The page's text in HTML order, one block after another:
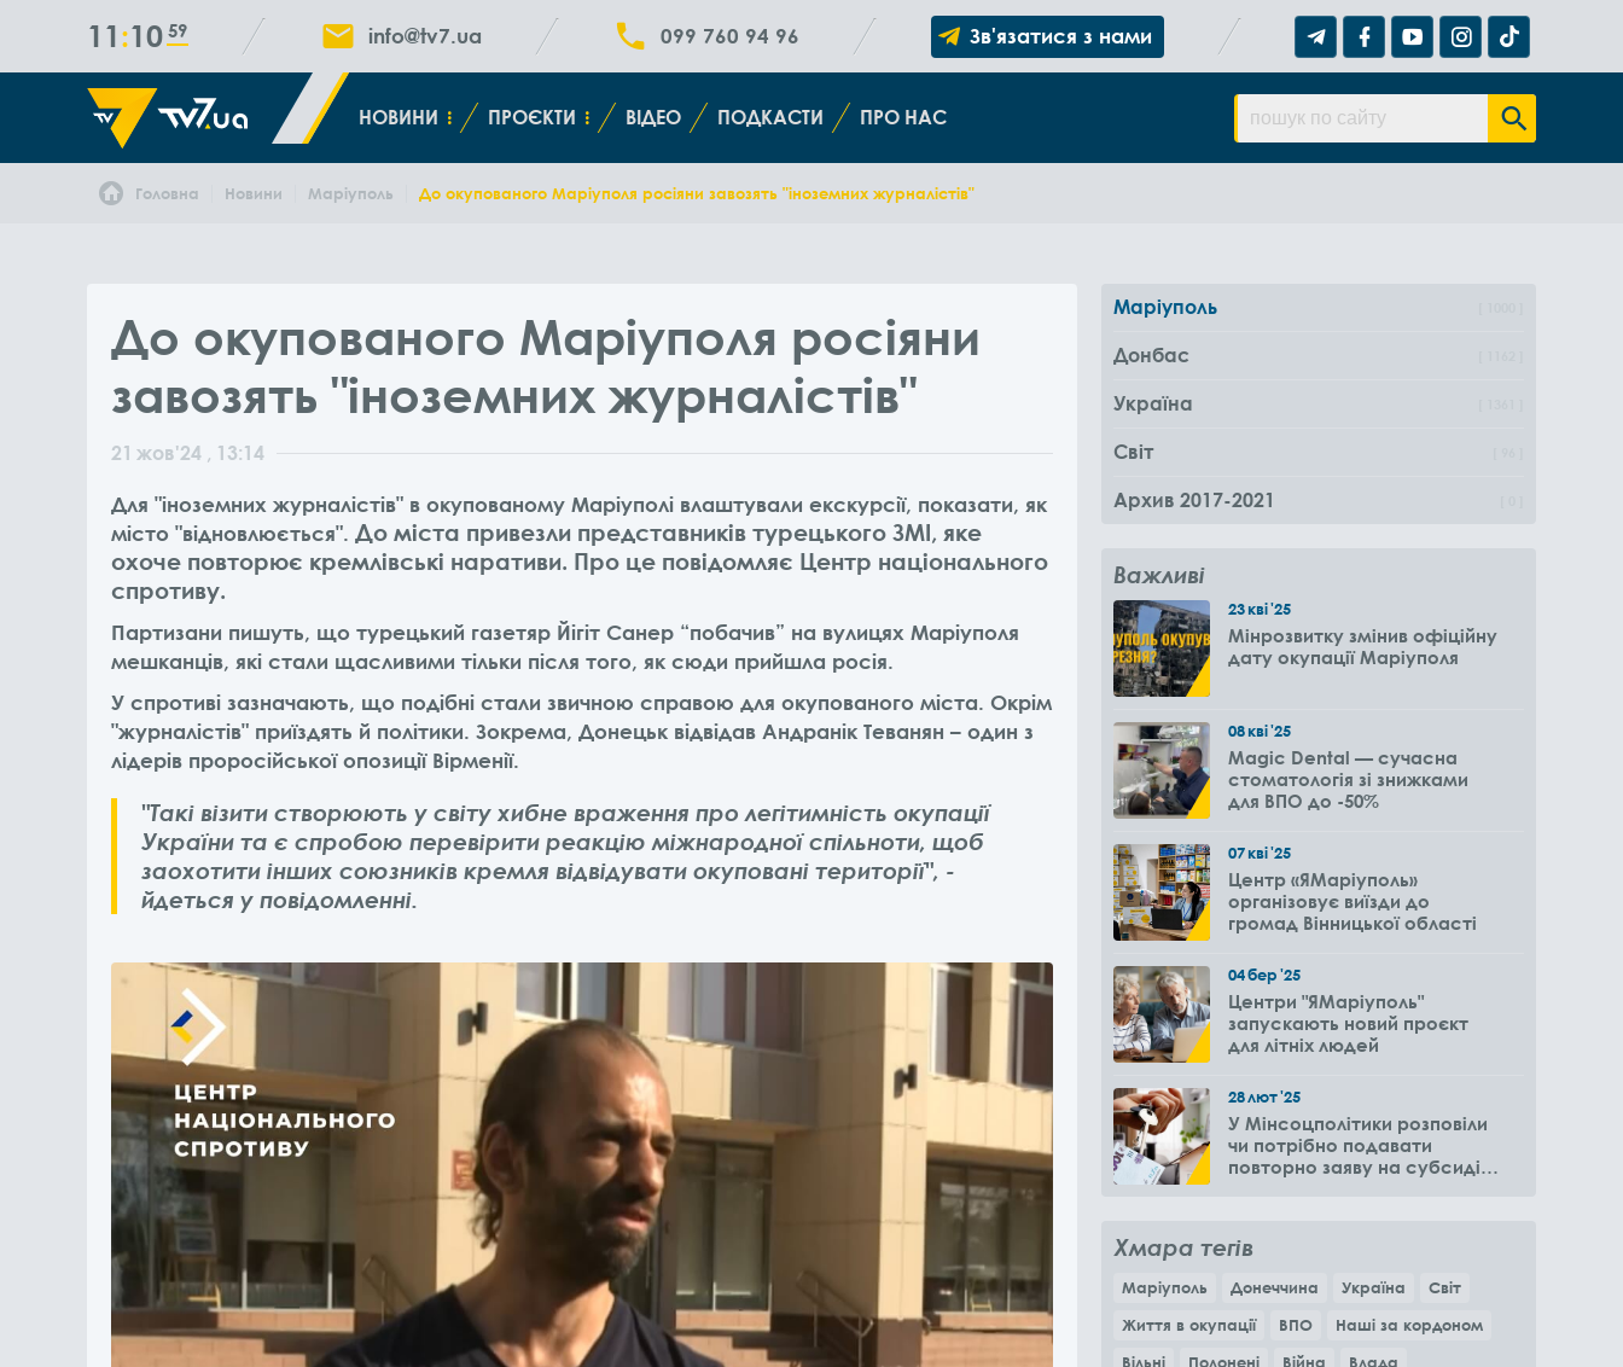
11 10 59 info@tv7.ua 099 760 94 96 Зв'язатися з нами
НОВИНИ ПРОЄКТИ ВІДЕО ПОДКАСТИ ПРО НАС
Головна Новини Маріуполь До окупованого Маріуполя росіяни завозять "іноземних журналістів"
До окупованого Маріуполя росіяни
завозять "іноземних журналістів"
21 жов'24 , 13:14
Для "іноземних журналістів" в окупованому Маріуполі влаштували екскурсії, показати, як
місто "відновлюється". До міста привезли представників турецького ЗМІ, яке
охоче повторює кремлівські наративи. Про це повідомляє Центр національного
спротиву.
Партизани пишуть, що турецький газетяр Йігіт Санер “побачив” на вулицях Маріуполя
мешканців, які стали щасливими тільки після того, як сюди прийшла росія.
У спротиві зазначають, що подібні стали звичною справою для окупованого міста. Окрім
"журналістів" приїздять й політики. Зокрема, Донецьк відвідав Андранік Теванян – один з
лідерів проросійської опозиції Вірменії.
"Такі візити створюють у світу хибне враження про легітимність окупації
України та є спробою перевірити реакцію міжнародної спільноти, щоб
заохотити інших союзників кремля відвідувати окуповані території", -
йдеться у повідомленні.
Маріуполь
Донбас
Україна
Світ
Архив 2017-2021
Важливі
23кві'25
Мінрозвитку змінив офіційну
дату окупації Маріуполя
08кві'25
Magic Dental — сучасна
стоматологія зі знижками
для ВПО до -50%
07кві'25
Центр «ЯМаріуполь»
організовує виїзди до
громад Вінницької області
04бер'25
Центри "ЯМаріуполь"
запускають новий проєкт
для літніх людей
28лют'25
У Мінсоцполітики розповіли
чи потрібно подавати
повторно заяву на субсидію
Хмара тегів
Маріуполь Донеччина Україна
Світ
Життя в окупації
ВПО
Наші за кордоном
Вільні
Полонені Війна
Влада